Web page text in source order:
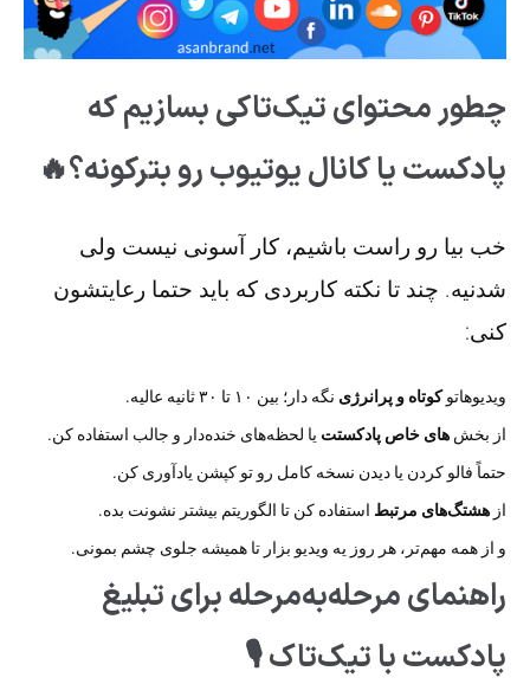
چطور محتوای تیک‌تاکی بسازیم که
پادکست یا کانال یوتیوب رو بترکونه؟🔥
خب بیا رو راست باشیم، کار آسونی نیست ولی
شدنیه. چند تا نکته کاربردی که باید حتما رعایتشون
کنی:
ویدیوهاتوکوتاه و پرانرژی نگه دار؛ بین ۱۰ تا ۳۰ ثانیه عالیه.
از بخش های خاص پادکستت یا لحظه‌های خنده‌دار و جالب استفاده کن.
حتماً فالو کردن یا دیدن نسخه کامل رو تو کپشن یادآوری کن.
از هشتگ‌های مرتبط استفاده کن تا الگوریتم بیشتر نشونت بده.
و از همه مهم‌تر، هر روز یه ویدیو بزار تا همیشه جلوی چشم بمونی.
راهنمای مرحله‌به‌مرحله برای تبلیغ
پادکست با تیک‌تاک 🎙️